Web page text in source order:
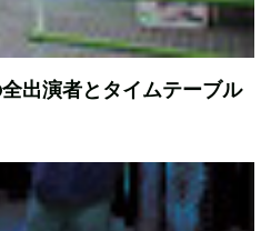
出演者とタイムテーブル